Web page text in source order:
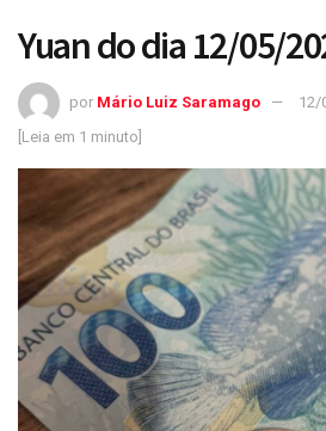
Yuan do dia 12/05/
por Mário Luiz Saramago
12/
[Leia em 1 minuto]